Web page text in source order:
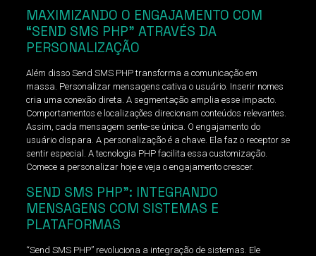
MAXIMIZANDO O ENGAJAMENTO COM
“SEND SMS PHP” ATRAVÉS DA
PERSONALIZAÇÃO
Além disso Send SMS PHP transforma a comunicação em
massa. Personalizar mensagens cativa o usuário. Inserir nomes
cria uma conexão direta. A segmentação amplia esse impacto.
Comportamentos e localizações direcionam conteúdos relevantes.
Assim, cada mensagem sente-se única. O engajamento do
usuário dispara. A personalização é a chave. Ela faz o receptor se
sentir especial. A tecnologia PHP facilita essa customização.
Comece a personalizar hoje e veja o engajamento crescer.
SEND SMS PHP”: INTEGRANDO
MENSAGENS COM SISTEMAS E
PLATAFORMAS
“Send SMS PHP” revoluciona a integração de sistemas. Ele